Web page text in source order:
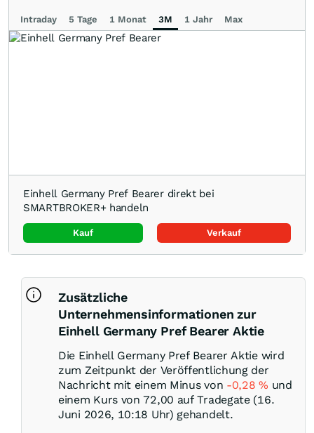
Intraday 5 Tage 1 Monat 3M 1 Jahr Max
Einhell Germany Pref Bearer direkt bei
SMARTBROKER+ handeln
Kauf Verkauf
Zusätzliche
Unternehmensinformationen zur
Einhell Germany Pref Bearer Aktie
Die Einhell Germany Pref Bearer Aktie wird
zum Zeitpunkt der Veröffentlichung der
Nachricht mit einem Minus von -0,28% und
einem Kurs von 72,00 auf Tradegate (16.
Juni 2026, 10:18 Uhr) gehandelt.